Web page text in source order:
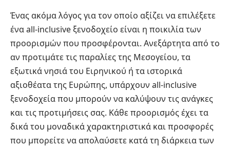
Ένας ακόμα λόγος για τον οποίο αξίζει να επιλέξετε
ένα all-inclusive ξενοδοχείο είναι η ποικιλία των
προορισμών που προσφέρονται. Ανεξάρτητα από το
αν προτιμάτε τις παραλίες της Μεσογείου, τα
εξωτικά νησιά του Ειρηνικού ή τα ιστορικά
αξιοθέατα της Ευρώπης, υπάρχουν all-inclusive
ξενοδοχεία που μπορούν να καλύψουν τις ανάγκες
και τις προτιμήσεις σας. Κάθε προορισμός έχει τα
δικά του μοναδικά χαρακτηριστικά και προσφορές
που μπορείτε να απολαύσετε κατά τη διάρκεια των